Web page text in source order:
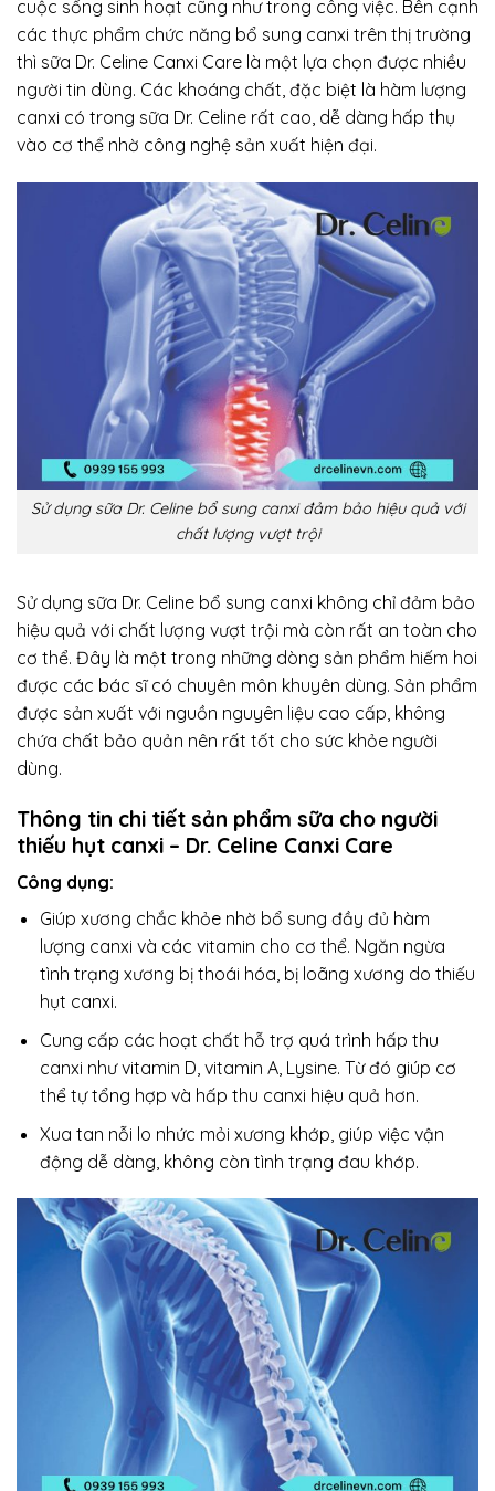
cuộc sống sinh hoạt cũng như trong công việc. Bên cạnh
các thực phẩm chức năng bổ sung canxi trên thị trường
thì sữa Dr. Celine Canxi Care là một lựa chọn được nhiều
người tin dùng. Các khoáng chất, đặc biệt là hàm lượng
canxi có trong sữa Dr. Celine rất cao, dễ dàng hấp thụ
vào cơ thể nhờ công nghệ sản xuất hiện đại.
Sử dụng sữa Dr. Celine bổ sung canxi đảm bảo hiệu quả với
chất lượng vượt trội
Sử dụng sữa Dr. Celine bổ sung canxi không chỉ đảm bảo
hiệu quả với chất lượng vượt trội mà còn rất an toàn cho
cơ thể. Đây là một trong những dòng sản phẩm hiếm hoi
được các bác sĩ có chuyên môn khuyên dùng. Sản phẩm
được sản xuất với nguồn nguyên liệu cao cấp, không
chứa chất bảo quản nên rất tốt cho sức khỏe người
dùng.
Thông tin chi tiết sản phẩm sữa cho người
thiếu hụt canxi – Dr. Celine Canxi Care
Công dụng:
Giúp xương chắc khỏe nhờ bổ sung đầy đủ hàm
lượng canxi và các vitamin cho cơ thể. Ngăn ngừa
tình trạng xương bị thoái hóa, bị loãng xương do thiếu
hụt canxi.
Cung cấp các hoạt chất hỗ trợ quá trình hấp thu
canxi như vitamin D, vitamin A, Lysine. Từ đó giúp cơ
thể tự tổng hợp và hấp thu canxi hiệu quả hơn.
Xua tan nỗi lo nhức mỏi xương khớp, giúp việc vận
động dễ dàng, không còn tình trạng đau khớp.